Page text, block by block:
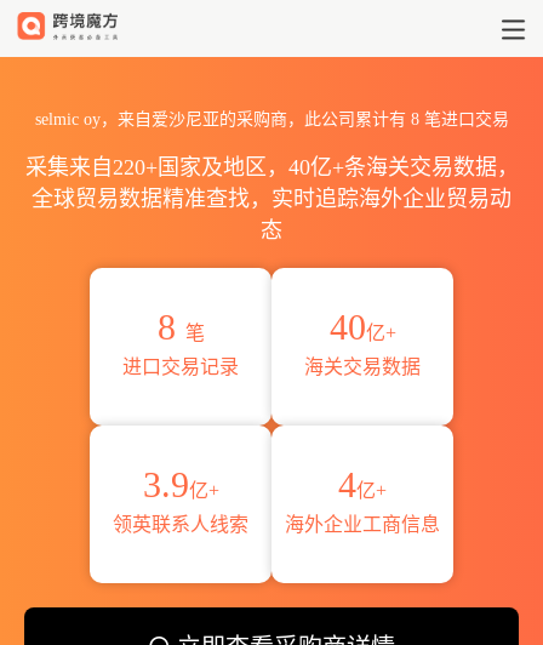
selmic oy，来自爱沙尼亚的采购商，此公司累计有 8笔进口交易
采集来自220+国家及地区，40亿+条海关交易数据，
全球贸易数据精准查找，实时追踪海外企业贸易动
态
8 笔
进口交易记录
40亿+
海关交易数据
3.9亿+
领英联系人线索
4亿+
海外企业工商信息